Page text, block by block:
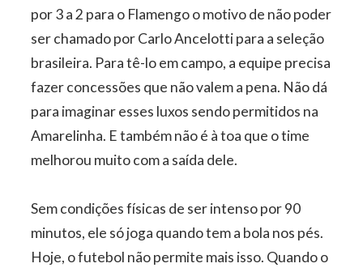
por 3 a 2 para o Flamengo o motivo de não poder
ser chamado por Carlo Ancelotti para a seleção
brasileira. Para tê-lo em campo, a equipe precisa
fazer concessões que não valem a pena. Não dá
para imaginar esses luxos sendo permitidos na
Amarelinha. E também não é à toa que o time
melhorou muito com a saída dele.
Sem condições físicas de ser intenso por 90
minutos, ele só joga quando tem a bola nos pés.
Hoje, o futebol não permite mais isso. Quando o